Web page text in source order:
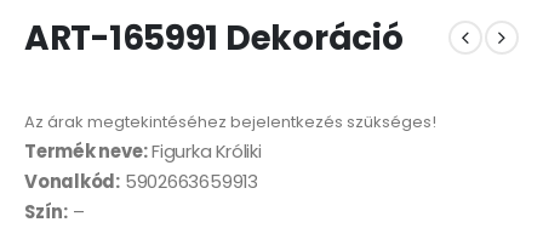
ART-165991 Dekoráció
Az árak megtekintéséhez bejelentkezés szükséges!
Termék neve:Figurka Króliki
Vonalkód: 5902663659913
Szín:–